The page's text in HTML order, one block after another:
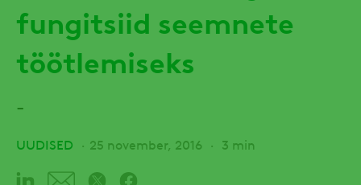
fungitsiid seemnete
töötlemiseks
-
UUDISED 25 november, 2016 3 min